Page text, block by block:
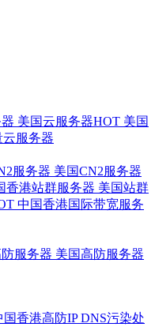
美国云服务器HOT 美国
云服务器
服务器 美国CN2服务器
香港站群服务器 美国站群
中国香港国际带宽服务
服务器 美国高防服务器
国香港高防IPDNS污染处